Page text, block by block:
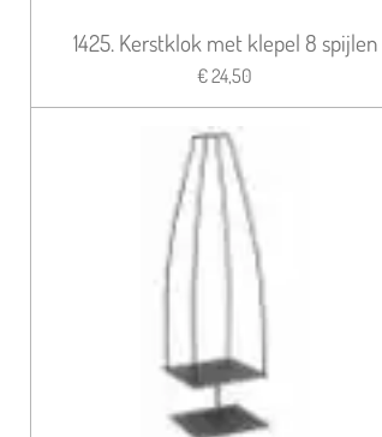
1425. Kerstklok met klepel 8 spijlen
€ 24,50